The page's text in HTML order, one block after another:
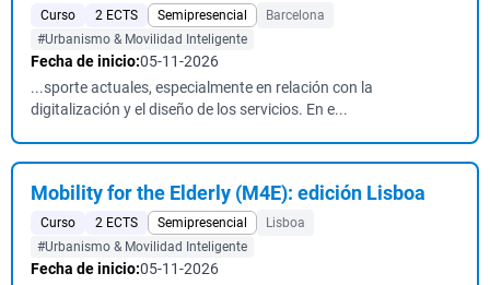
Curso 2 ECTS Semipresencial
Barcelona
#Urbanismo & Movilidad Inteligente
Fecha de inicio:05-11-2026
...sporte actuales, especialmente en relación con la
digitalización y el diseño de los servicios. En e...
Mobility for the Elderly (M4E): edición Lisboa
Curso 2 ECTS Semipresencial
Lisboa
#Urbanismo & Movilidad Inteligente
Fecha de inicio:05-11-2026